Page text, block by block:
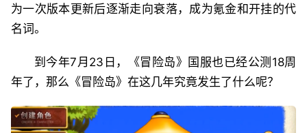
为一次版本更新后逐渐走向衰落，成为氪金和开挂的代
名词。
到今年7月23日，《冒险岛》国服也已经公测18周
年了，那么《冒险岛》在这几年究竟发生了什么呢？